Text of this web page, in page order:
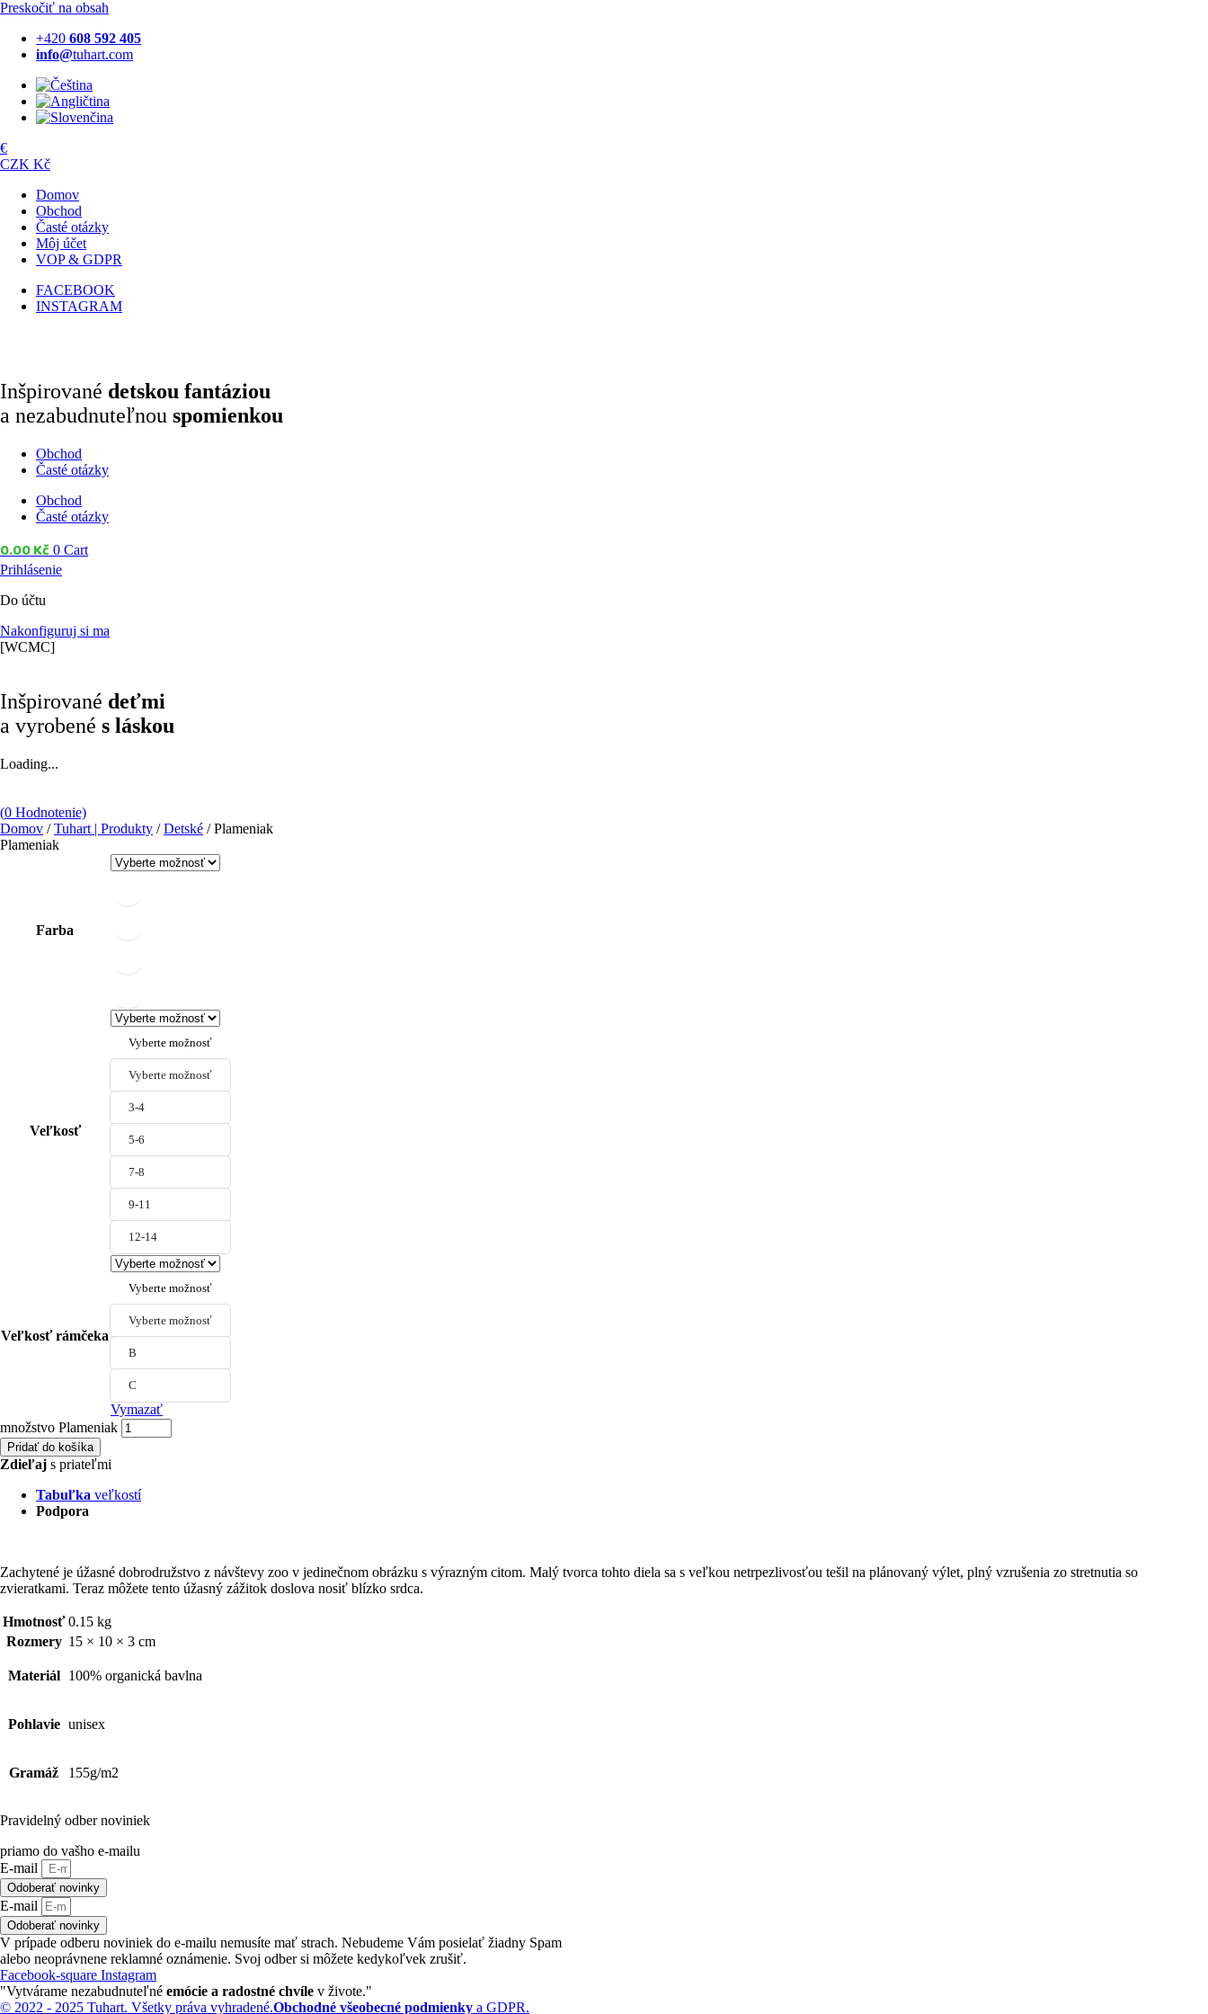
Preskočiť na obsah
+420 608 592 405
info@tuhart.com
€
CZK Kč
Domov
Obchod
Časté otázky
Môj účet
VOP & GDPR
FACEBOOK
INSTAGRAM
Inšpirované detskou fantáziou
a nezabudnuteľnou spomienkou
Obchod
Časté otázky
Obchod
Časté otázky
0.00Kč 0 Cart
Prihlásenie
Do účtu
Nakonfiguruj si ma
[WCMC]
Inšpirované deťmi
a vyrobené s láskou
Loading...
(0 Hodnotenie)
Domov /Tuhart | Produkty /Detské / Plameniak
Plameniak
Farba
Veľkosť
Vyberte možnosť
Vyberte možnosť
3-4
5-6
7-8
9-11
12-14
Veľkosť rámčeka
Vyberte možnosť
Vyberte možnosť
B
C
Vymazať
množstvo Plameniak
Pridať do košíka
Zdieľaj s priateľmi
Tabuľka veľkostí
Podpora
Zachytené je úžasné dobrodružstvo z návštevy zoo v jedinečnom obrázku s výrazným citom. Malý tvorca tohto diela sa s veľkou netrpezlivosťou tešil na plánovaný výlet, plný vzrušenia zo stretnutia so
zvieratkami. Teraz môžete tento úžasný zážitok doslova nosiť blízko srdca.
Hmotnosť 0.15 kg
Rozmery 15 × 10 × 3 cm
Materiál 100% organická bavlna
Pohlavie unisex
Gramáž 155g/m2
Pravidelný odber noviniek
priamo do vašho e-mailu
E-mail
Odoberať novinky
E-mail
Odoberať novinky
V prípade odberu noviniek do e-mailu nemusíte mať strach. Nebudeme Vám posielať žiadny Spam
alebo neoprávnene reklamné oznámenie. Svoj odber si môžete kedykoľvek zrušiť.
Facebook-square Instagram
"Vytvárame nezabudnuteľné emócie a radostné chvíle v živote."
© 2022 - 2025 Tuhart. Všetky práva vyhradené.Obchodné všeobecné podmienky a GDPR.